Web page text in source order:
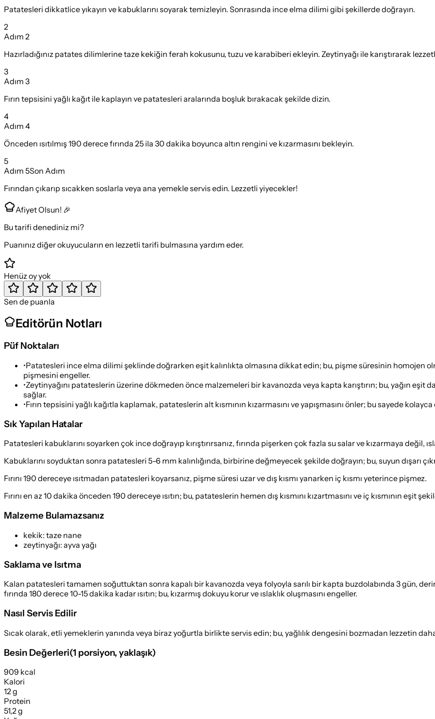
Patatesleri dikkatlice yıkayın ve kabuklarını soyarak temizleyin. Sonrasında ince elma dilimi gibi şekillerde doğrayın.
2
Adım 2
Hazırladığınız patates dilimlerine taze kekiğin ferah kokusunu, tuzu ve karabiberi ekleyin. Zeytinyağı ile karıştırarak
3
Adım 3
Fırın tepsisini yağlı kağıt ile kaplayın ve patatesleri aralarında boşluk bırakacak şekilde dizin.
4
Adım 4
Önceden ısıtılmış 190 derece fırında 25 ila 30 dakika boyunca altın rengini ve kızarmasını bekleyin.
5
Adım 5Son Adım
Fırından çıkarıp sıcakken soslarla veya ana yemekle servis edin. Lezzetli yiyecekler!
Afiyet Olsun! 🎉
Bu tarifi denediniz mi?
Puanınız diğer okuyucuların en lezzetli tarifi bulmasına yardım eder.
Henüz oy yok
Sen de puanla
Editörün Notları
Püf Noktaları
•Patatesleri ince elma dilimi şeklinde doğrarken eşit kalınlıkta olmasına dikkat edin; bu, pişme süresinin homojen
pişmesini engeller.
•Zeytinyağını patateslerin üzerine dökmeden önce malzemeleri bir kavanozda veya kapta karıştırın; bu, yağın eşit
sağlar.
•Fırın tepsisini yağlı kağıtla kaplamak, patateslerin alt kısmının kızarmasını ve yapışmasını önler; bu sayede kolayca
Sık Yapılan Hatalar
Patatesleri kabuklarını soyarken çok ince doğrayıp kırıştırırsanız, fırında pişerken çok fazla su salar ve kızarmaya değil,
Kabuklarını soyduktan sonra patatesleri 5-6 mm kalınlığında, birbirine değmeyecek şekilde doğrayın; bu, suyun dışarı
Fırını 190 dereceye ısıtmadan patatesleri koyarsanız, pişme süresi uzar ve dış kısmı yanarken iç kısmı yeterince pişmez.
Fırını en az 10 dakika önceden 190 dereceye ısıtın; bu, patateslerin hemen dış kısmını kızartmasını ve iç kısmının eşit
Malzeme Bulamazsanız
kekik: taze nane
zeytinyağı: ayva yağı
Saklama ve Isıtma
Kalan patatesleri tamamen soğuttuktan sonra kapalı bir kavanozda veya folyoyla sarılı bir kapta buzdolabında 3 gün,
fırında 180 derece 10-15 dakika kadar ısıtın; bu, kızarmış dokuyu korur ve ıslaklık oluşmasını engeller.
Nasıl Servis Edilir
Sıcak olarak, etli yemeklerin yanında veya biraz yoğurtla birlikte servis edin; bu, yağlılık dengesini bozmadan lezzetin
Besin Değerleri(1 porsiyon, yaklaşık)
909 kcal
Kalori
12 g
Protein
51,2 g